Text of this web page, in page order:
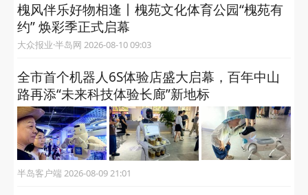
槐风伴乐好物相逢丨槐苑文化体育公园“槐苑有
约” 焕彩季正式启幕
大众报业·半岛网 2026-08-10 09:03
全市首个机器人6S体验店盛大启幕，百年中山
路再添“未来科技体验长廊”新地标
半岛客户端 2026-08-09 21:01